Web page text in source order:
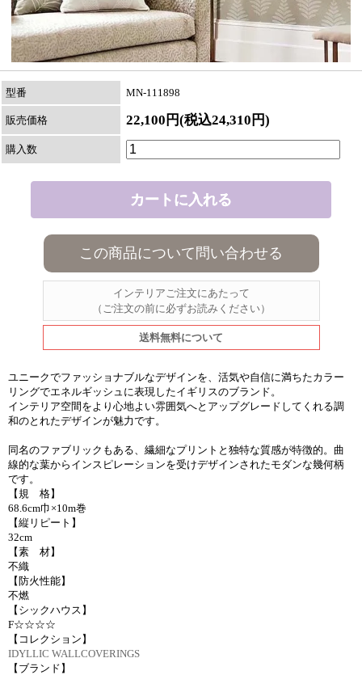
型番 MN-111898
販売価格 22,100円(税込24,310円)
購入数
この商品について問い合わせる
インテリアご注文にあたって
（ご注文の前に必ずお読みください）
送料無料について
ユニークでファッショナブルなデザインを、活気や自信に満ちたカラー
リングでエネルギッシュに表現したイギリスのブランド。
インテリア空間をより心地よい雰囲気へとアップグレードしてくれる調
和のとれたデザインが魅力です。
同名のファブリックもある、繊細なプリントと独特な質感が特徴的。曲
線的な葉からインスピレーションを受けデザインされたモダンな幾何柄
です。
【規 格】
68.6cm巾×10m巻
【縦リピート】
32cm
【素 材】
不織
【防火性能】
不燃
【シックハウス】
F☆☆☆☆
【コレクション】
IDYLLIC WALLCOVERINGS
【ブランド】